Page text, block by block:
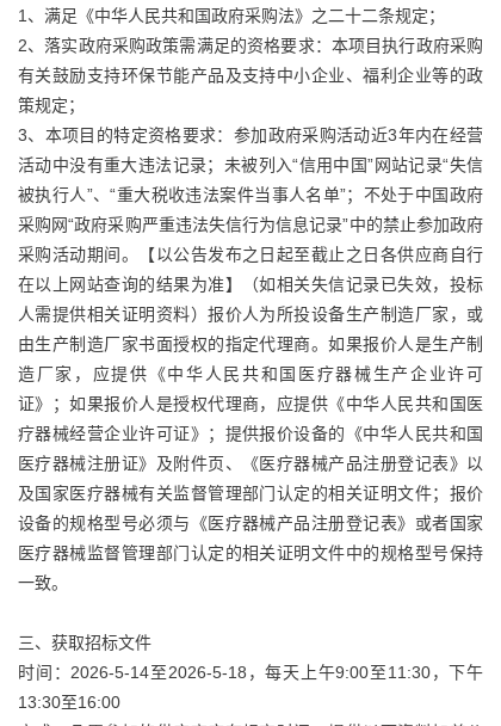
1、满足《中华人民共和国政府采购法》之二十二条规定；
2、落实政府采购政策需满足的资格要求：本项目执行政府采购
有关鼓励支持环保节能产品及支持中小企业、福利企业等的政
策规定；
3、本项目的特定资格要求：参加政府采购活动近3年内在经营
活动中没有重大违法记录；未被列入“信用中国”网站记录“失信
被执行人”、“重大税收违法案件当事人名单”；不处于中国政府
采购网“政府采购严重违法失信行为信息记录”中的禁止参加政府
采购活动期间。【以公告发布之日起至截止之日各供应商自行
在以上网站查询的结果为准】（如相关失信记录已失效，投标
人需提供相关证明资料）报价人为所投设备生产制造厂家，或
由生产制造厂家书面授权的指定代理商。如果报价人是生产制
造厂家，应提供《中华人民共和国医疗器械生产企业许可
证》；如果报价人是授权代理商，应提供《中华人民共和国医
疗器械经营企业许可证》；提供报价设备的《中华人民共和国
医疗器械注册证》及附件页、《医疗器械产品注册登记表》以
及国家医疗器械有关监督管理部门认定的相关证明文件；报价
设备的规格型号必须与《医疗器械产品注册登记表》或者国家
医疗器械监督管理部门认定的相关证明文件中的规格型号保持
一致。
三、获取招标文件
时间：2026-5-14至2026-5-18，每天上午9:00至11:30，下午
13:30至16:00